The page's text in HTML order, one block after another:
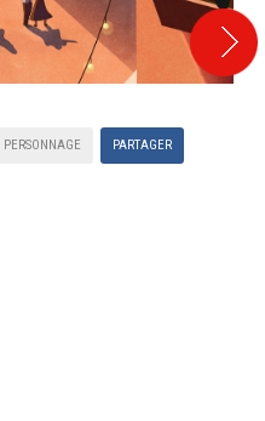
PERSONNAGE PARTAGER